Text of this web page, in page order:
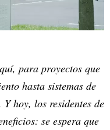
para proyectos que
hasta sistemas de
hoy, los residentes de
se espera que